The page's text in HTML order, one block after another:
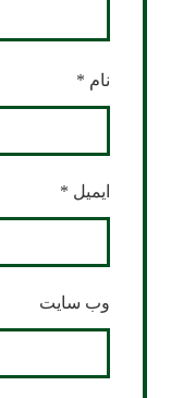
نام *
ایمیل *
وب‌ سایت